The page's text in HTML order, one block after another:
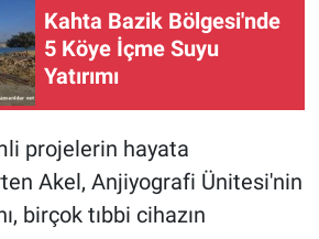
Kahta Bazik Bölgesi'nde
5 Köye İçme Suyu
Yatırımı
projelerin hayata
Akel, Anjiyografi Ünitesi'nin
birçok tıbbi cihazın